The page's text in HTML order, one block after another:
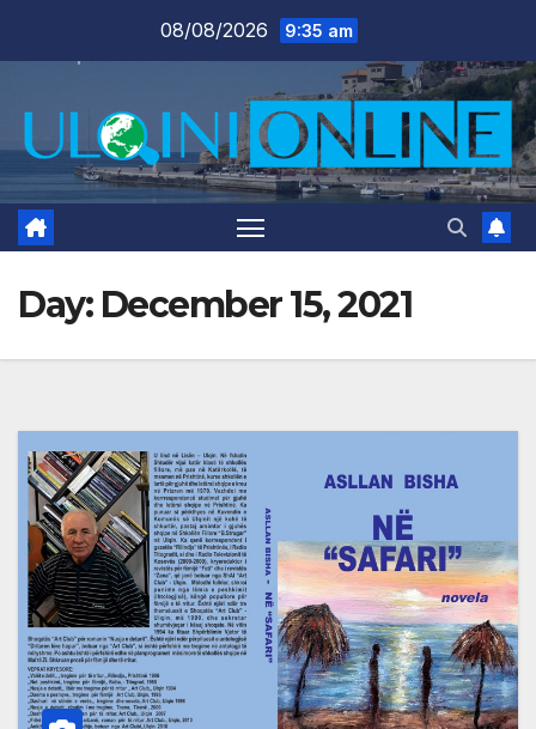
08/08/2026 9:35 am
Day: December 15, 2021